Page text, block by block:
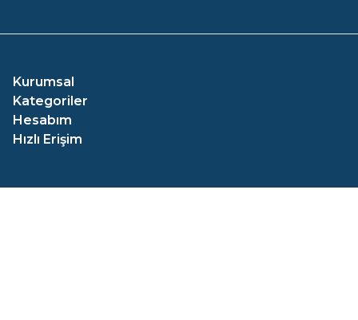
Kurumsal
Kategoriler
Hesabım
Hızlı Erişim